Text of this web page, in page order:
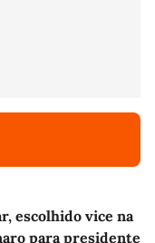
escolhido vice na
para presidente